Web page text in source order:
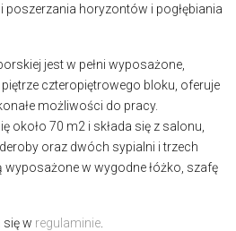
horyzontów i pogłębiania
jest w pełni wyposażone,
czteropiętrowego bloku, oferuje
możliwości do pracy.
około 70 m2 i składa się z salonu,
oraz dwóch sypialni i trzech
wyposażone w wygodne łóżko, szafę
się w regulaminie